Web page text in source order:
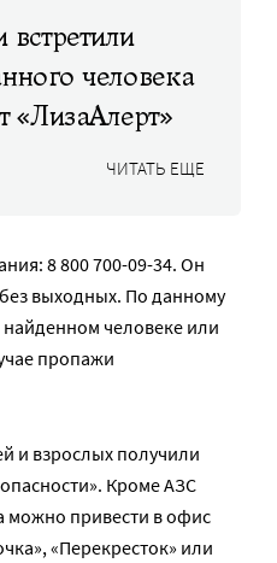
встретили
человека
«ЛизаАлерт»
ЧИТАТЬ ЕЩЕ
8 800 700-09-34. Он
выходных. По данному
человеке или
пропажи
и взрослых получили
Кроме АЗС
можно привести в офис
«Перекресток» или